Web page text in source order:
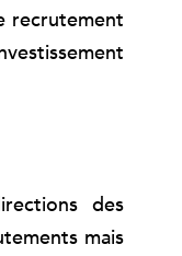
recrutement
des
mais